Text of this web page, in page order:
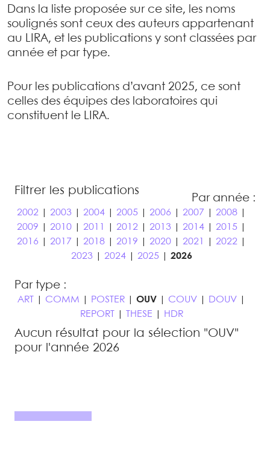
Dans la liste proposée sur ce site, les noms
soulignés sont ceux des auteurs appartenant
au LIRA, et les publications y sont classées par
année et par type.
Pour les publications d’avant 2025, ce sont
celles des équipes des laboratoires qui
constituent le LIRA.
Filtrer les publications
Par année :
2002| 2003| 2004| 2005| 2006 2007 2008|
2009
2010| 2011 2012| 2013| 2014| 2015|
2016
2017 2018| 2019 2020| 2021 2022|
2023| 2024| 2025| 2026
Par type :
ART COMM POSTER| OUV| COUV DOUV
REPORT
THESE HDR
Aucun résultat pour la sélection "OUV"
pour l'année 2026